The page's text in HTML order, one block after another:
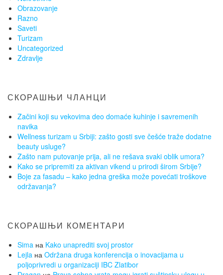
Obrazovanje
Razno
Saveti
Turizam
Uncategorized
Zdravlje
СКОРАШЊИ ЧЛАНЦИ
Začini koji su vekovima deo domaće kuhinje i savremenih
navika
Wellness turizam u Srbiji: zašto gosti sve češće traže dodatne
beauty usluge?
Zašto nam putovanje prija, ali ne rešava svaki oblik umora?
Kako se pripremiti za aktivan vikend u prirodi širom Srbije?
Boje za fasadu – kako jedna greška može povećati troškove
održavanja?
СКОРАШЊИ КОМЕНТАРИ
Sima на Kako unaprediti svoj prostor
Lejla на Održana druga konferencija o inovacijama u
poljoprivredi u organizaciji IBC Zlatibor